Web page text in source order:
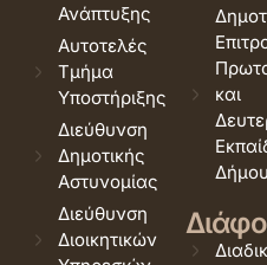
Ανάπτυξης
Αυτοτελές
Τμήμα
Υποστήριξης
Διεύθυνση
Δημοτικής
Αστυνομίας
Διεύθυνση
Διοικητικών
και